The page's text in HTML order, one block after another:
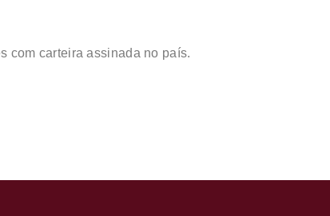
com carteira assinada no país.